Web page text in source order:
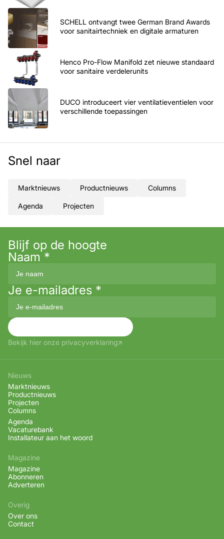
SCHELL ontvangt twee German Brand Awards
voor sanitairtechniek en digitale armaturen
Henco Pro-Flow Manifold zet nieuwe standaard
voor sanitaire verdelerunits
DUCO introduceert vier ventilatieventielen voor
verschillende toepassingen
Snel naar
Marktnieuws Productnieuws Columns
Agenda Projecten
Blijf op de hoogte
Naam *
Je e-mailadres *
Bekijk hier onze privacyverklaring
Nieuws
Marktnieuws
Productnieuws
Projecten
Columns
Agenda
Vacaturebank
Installateur aan het woord
Magazine
Magazine
Abonneren
Adverteren
Overig
Over ons
Contact